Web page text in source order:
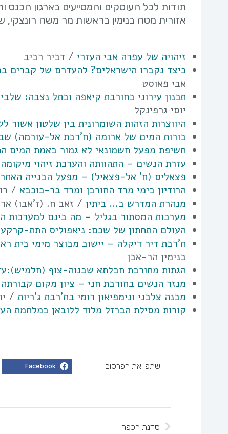
תודות לכל העוסקים והמסייעים בארגון
אזורית מטה בנימין בראשות מר משה
זיהויה של עפרה אבי העזרי / דביר רביב
כיצד נקברו הישראלים? להעדרם של קברים
אבי פאוסט
תכנון עירוני בחורבת קיאפה ובתל נצבה:
יוסי גרפינקל
היווצרות הזהות השומרונית בין שלטון אשור
בורות המים של ארומה (ח'רבת אל-עורמה)
חשיפת מפעל חשמונאי לא גמור באמת המים
עזרת הנשים – התהוותה והערכת זיהוי
פצאליס (ח' אל-פצאיל) – מפעל הבנייה
הרודיון בימי מרד החורבן ומרד בר-כוכבא /
מנהרת המדרש ב… ביתין / זאב ח. (ז'אבו)
מערכות המסתור בגליל – מה בינם למערכות
העולם התחתון של שכם: ניאפוליס התת-
ח'רבת דיר דיקלה – יישוב מבוצר מימי בית
בנימין הר-אבן
הגתות מחורבת חבלתא שבנוה-צוף
מנזר הנשים בחורבת חני – ציון מקום
מבנה צלבני ונימפיאון רומי בח'רבת ג'ריות /
קורות מסילת הברזל מלוד ללובאן במלחמת
שתפו את הפרסום Facebook
סדנת הכפר